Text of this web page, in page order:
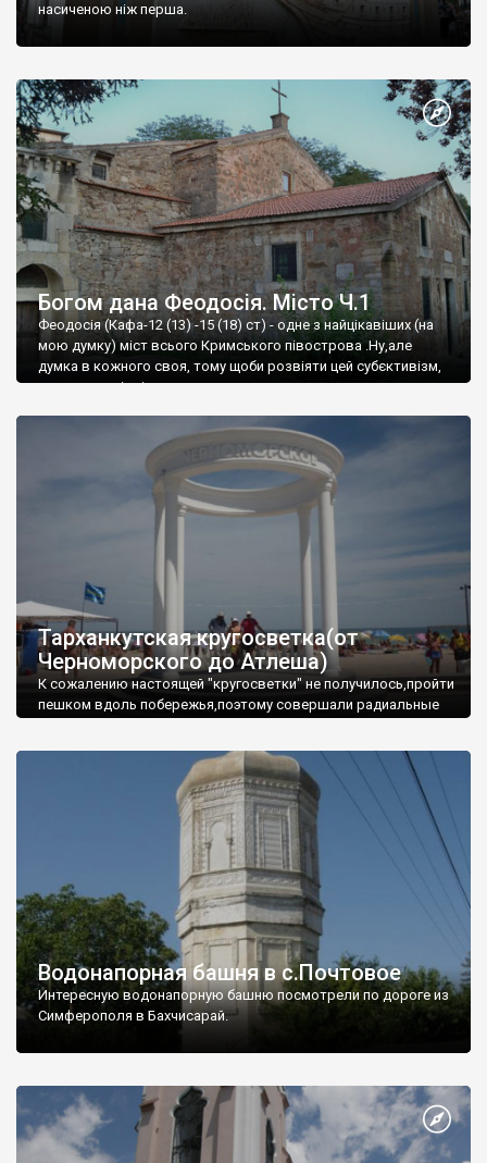
насиченою ніж перша.
Богом дана Феодосія. Місто Ч.1
Феодосія (Кафа-12 (13) -15 (18) ст) - одне з найцікавіших (на
мою думку) міст всього Кримського півострова .Ну,але
думка в кожного своя, тому щоби розвіяти цей субєктивізм,
запрошую відвідати це
Тарханкутская кругосветка(от
Черноморского до Атлеша)
К сожалению настоящей "кругосветки" не получилось,пройти
пешком вдоль побережья,поэтому совершали радиальные
Водонапорная башня в с.Почтовое
Интересную водонапорную башню посмотрели по дороге из
Симферополя в Бахчисарай.